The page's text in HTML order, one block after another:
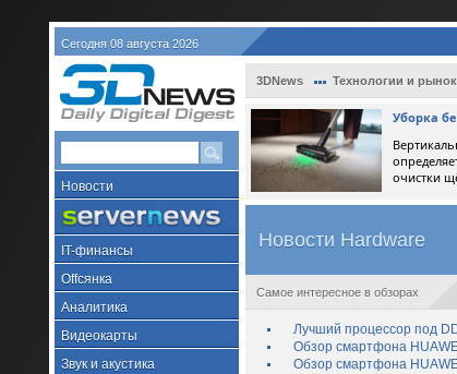
Сегодня 08 августа 2026
Новости
IT-финансы
Offсянка
Аналитика
Видеокарты
Звук и акустика
3DNews Технологии и
Уборка
очистки
Новости Hardware
Самое интересное в обзорах
Лучший процессор под
Обзор смартфона
Обзор смартфона